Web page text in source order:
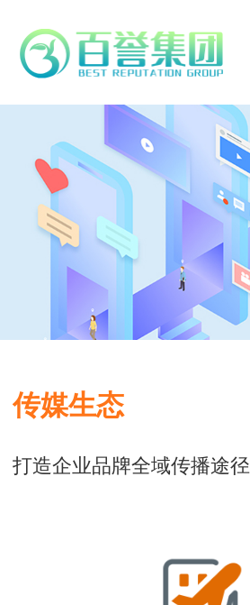
传媒生态
打造企业品牌全域传播途径